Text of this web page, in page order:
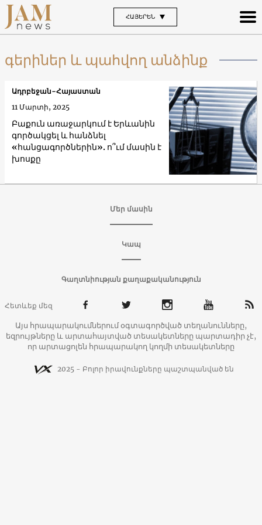
ՀԱՅԵՐԵՆ
գերիներ և պահվող անձինք
Բաքուն առաջարկում է Երևանին
գործակցել և հանձնել
«հանցագործներին». ո՞ւմ մասին է
խոսքը
Ադրբեջան-Հայաստան
11 Մարտի, 2025
Մեր մասին
Կապ
Գաղտնիության քաղաքականություն
Հետևեք մեզ
Այս հրապարակումներում օգտագործված տեղանունները,
եզրույթները և արտահայտված տեսակետները պարտադիր չէ,
որ արտացոլեն հրապարակող կողմի տեսակետները
2025 - Բոլոր իրավունքները պաշտպանված են